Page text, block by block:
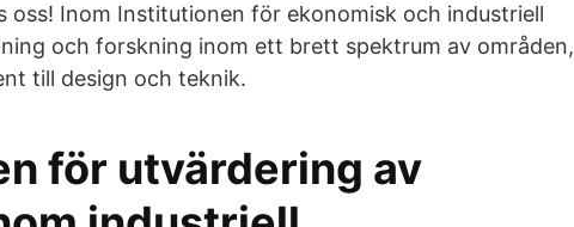
oss! Inom Institutionen för ekonomisk och industriell
och forskning inom ett brett spektrum av områden,
till design och teknik.
för utvärdering av